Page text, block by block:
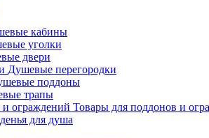
кабины
уголки
двери
Душевые перегородки
поддоны
трапы
Товары для поддонов и
для душа